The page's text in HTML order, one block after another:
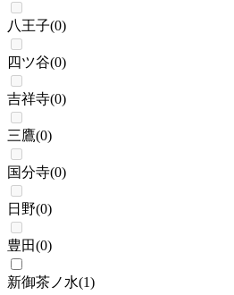
八王子(0)
四ツ谷(0)
吉祥寺(0)
三鷹(0)
国分寺(0)
日野(0)
豊田(0)
新御茶ノ水(1)